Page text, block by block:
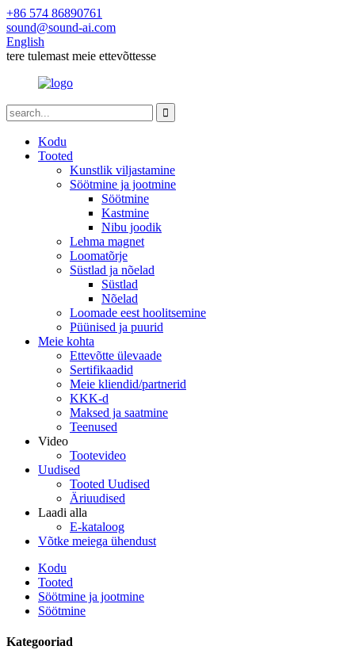
+86 574 86890761
sound@sound-ai.com
English
tere tulemast meie ettevõttesse
Kodu
Tooted
Kunstlik viljastamine
Söötmine ja jootmine
Söötmine
Kastmine
Nibu joodik
Lehma magnet
Loomatõrje
Süstlad ja nõelad
Süstlad
Nõelad
Loomade eest hoolitsemine
Püünised ja puurid
Meie kohta
Ettevõtte ülevaade
Sertifikaadid
Meie kliendid/partnerid
KKK-d
Maksed ja saatmine
Teenused
Video
Tootevideo
Uudised
Tooted Uudised
Äriuudised
Laadi alla
E-kataloog
Võtke meiega ühendust
Kodu
Tooted
Söötmine ja jootmine
Söötmine
Kategooriad